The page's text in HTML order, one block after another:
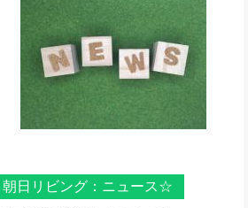
朝日リビング：ニュース☆